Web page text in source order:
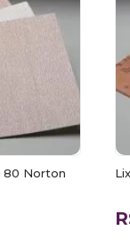
80 Norton